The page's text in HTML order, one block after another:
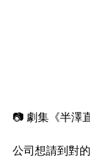
📷 劇集《半澤
公司想請到對